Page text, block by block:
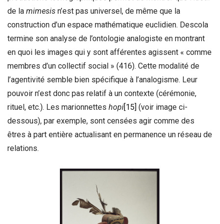
de la mimesis n’est pas universel, de même que la
construction d’un espace mathématique euclidien. Descola
termine son analyse de l’ontologie analogiste en montrant
en quoi les images qui y sont afférentes agissent « comme
membres d’un collectif social » (416). Cette modalité de
l’agentivité semble bien spécifique à l’analogisme. Leur
pouvoir n’est donc pas relatif à un contexte (cérémonie,
rituel, etc.). Les marionnettes hopi [15] (voir image ci-
dessous), par exemple, sont censées agir comme des
êtres à part entière actualisant en permanence un réseau de
relations.